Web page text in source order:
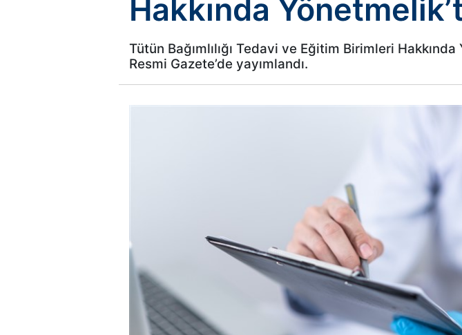
Hakkında
Tütün Bağımlılığı Tedavi ve Eğitim Birimleri
Resmi Gazete’de yayımlandı.